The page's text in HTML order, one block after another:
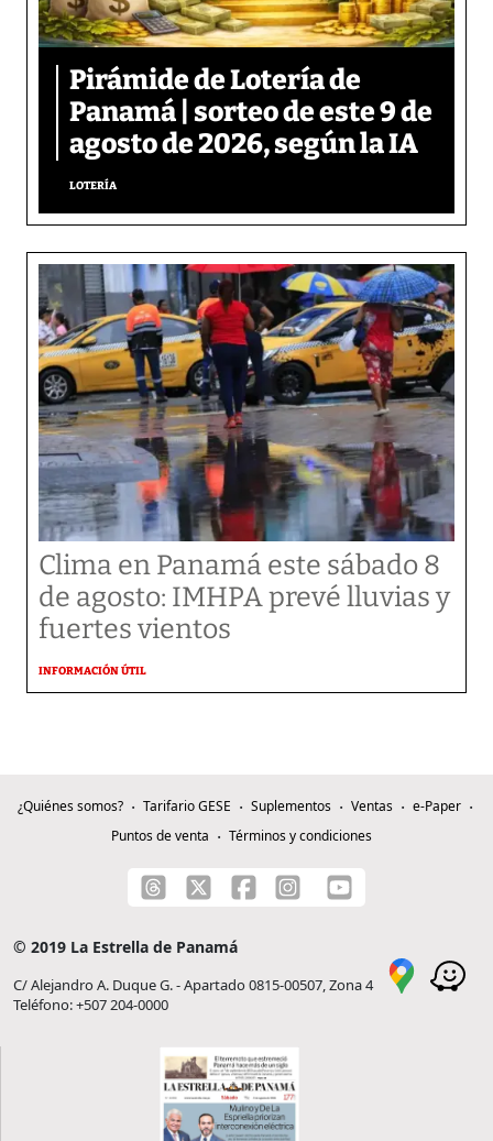
Pirámide de Lotería de
Panamá | sorteo de este 9 de
agosto de 2026, según la IA
LOTERÍA
Clima en Panamá este sábado 8
de agosto: IMHPA prevé lluvias y
fuertes vientos
INFORMACIÓN ÚTIL
¿Quiénes somos? Tarifario GESE Suplementos Ventas
e-Paper
Puntos de venta
Términos y condiciones
© 2019 La Estrella de Panamá
C/ Alejandro A. Duque G. - Apartado 0815-00507, Zona 4
Teléfono: +507 204-0000